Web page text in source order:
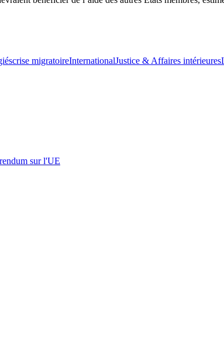
crise migratoireInternationalJustice & Affaires intérieures
sur l'UE